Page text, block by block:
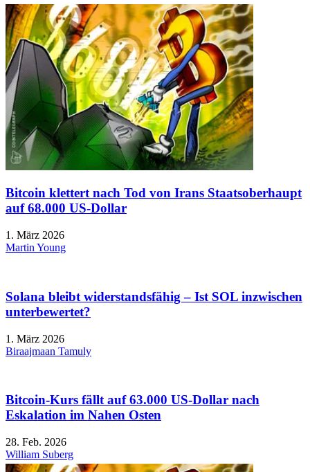
Bitcoin klettert nach Tod von Irans Staatsoberhaupt
auf 68.000 US-Dollar
1. März 2026
Martin Young
Solana bleibt widerstandsfähig – Ist SOL inzwischen
unterbewertet?
1. März 2026
Biraajmaan Tamuly
Bitcoin-Kurs fällt auf 63.000 US-Dollar nach
Eskalation im Nahen Osten
28. Feb. 2026
William Suberg